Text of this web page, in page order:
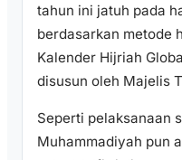
tahun ini jatuh pada
berdasarkan metode
Kalender Hijriah
disusun oleh Majelis
Seperti pelaksanaan
Muhammadiyah pun